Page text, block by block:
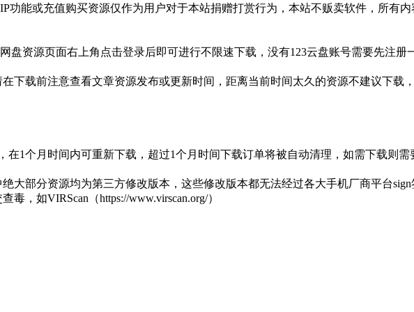
功能或充值购买资源仅作为用户对于本站捐赠打赏行为，本站不贩卖软件，所有
盘资源页面右上角点击登录后即可进行不限速下载，没有123云盘账号需要先注册
下载前注意查看文章资源发布或更新时间，距离当前时间太久的资源不建议下载
1个月时间内可重新下载，超过1个月时间下载订单将被自动清理，如需下载则需
大部分资源均为第三方修改版本，这些修改版本都无法经过各大手机厂商平台
，如VIRScan（https://www.virscan.org/）